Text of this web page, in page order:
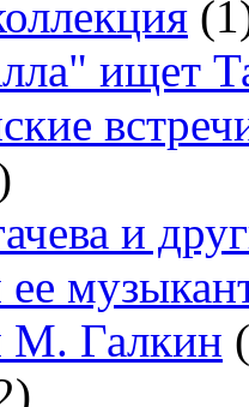
ищет
и
ее
М. Галкин